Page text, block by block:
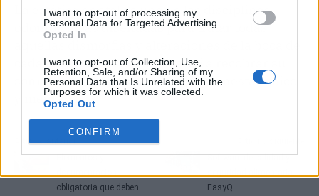
I want to opt-out of processing my
Personal Data for Targeted Advertising.
Opted In
I want to opt-out of Collection, Use,
Retention, Sale, and/or Sharing of my
Personal Data that Is Unrelated with the
Purposes for which it was collected.
Opted Out
CONFIRM
La estética dental es una de las disciplinas
odontológicas diseñadas para tratar todas
aquellas dismorfias y alteraciones de la boca de
cada paciente, ayudándoles así a recobrar su
sonrisa, lo cual es sinónimo de bienestar físico
y mental.
Artículo anterior
Elementos y
obligatoria que deben
Software de calidad y
EasyQ